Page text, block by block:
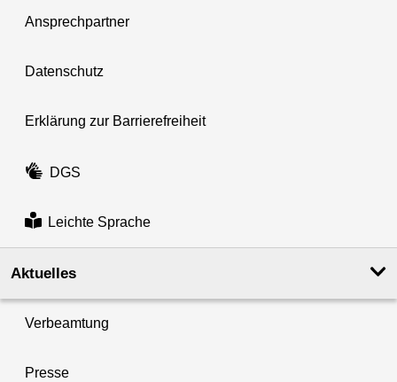
Ansprechpartner
Datenschutz
Erklärung zur Barrierefreiheit
DGS
Leichte Sprache
Aktuelles
Verbeamtung
Presse